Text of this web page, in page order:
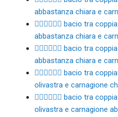
abbastanza chiara e
👩🏼‍❤️‍💋‍👩🏾 bacio tra
abbastanza chiara e
👩🏼‍❤️‍💋‍👩🏿 bacio tra
abbastanza chiara e
👩🏽‍❤️‍💋‍👩🏻 bacio tra
olivastra e carnagione
👩🏽‍❤️‍💋‍👩🏼 bacio tra
olivastra e carnagione